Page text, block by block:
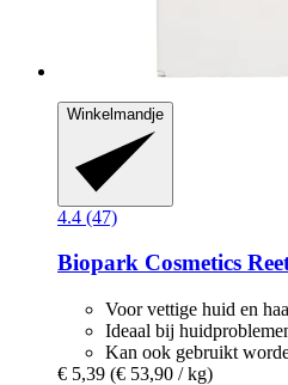
Winkelmandje
4.4 (47)
Biopark Cosmetics
Voor vettige huid en
Ideaal bij
Kan ook gebruikt
€ 5,39 (€ 53,90 / kg)